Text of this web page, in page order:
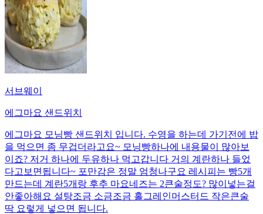
서브웨이
에그마요 샌드위치
에그마요 모닝빵 샌드위치 입니다. 수영을 하는데 가기전에 밥
을 먹으면 좀 무겁더라고요~ 모닝빵하나에 내용물이 많아보
이죠? 저거 하나에 두유하나 먹고갑니다 거의 계란하나 들었
다고보면됩니다~ 포만감은 정말 엄청나구요 레시피는 빵5개
만드는데 계란5개랑 후추 마요네즈는 2큰술정도? 많이넣는걸
안좋아해요 설탕조금 소금조금 홀그레인머스터드 작은큰술
딱 요렇게 넣으면 됩니다.